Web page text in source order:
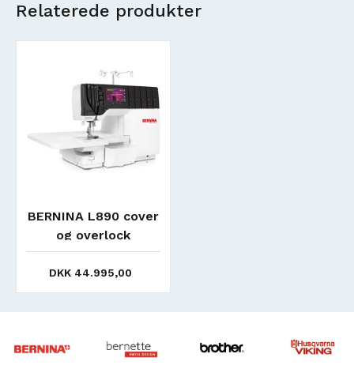
Relaterede produkter
BERNINA L890 cover
og overlock
DKK 44.995,00